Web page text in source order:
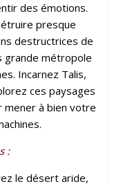
des émotions.
presque
destructrices de
grande métropole
Incarnez Talis,
ces paysages
mener à bien votre
:
le désert aride,